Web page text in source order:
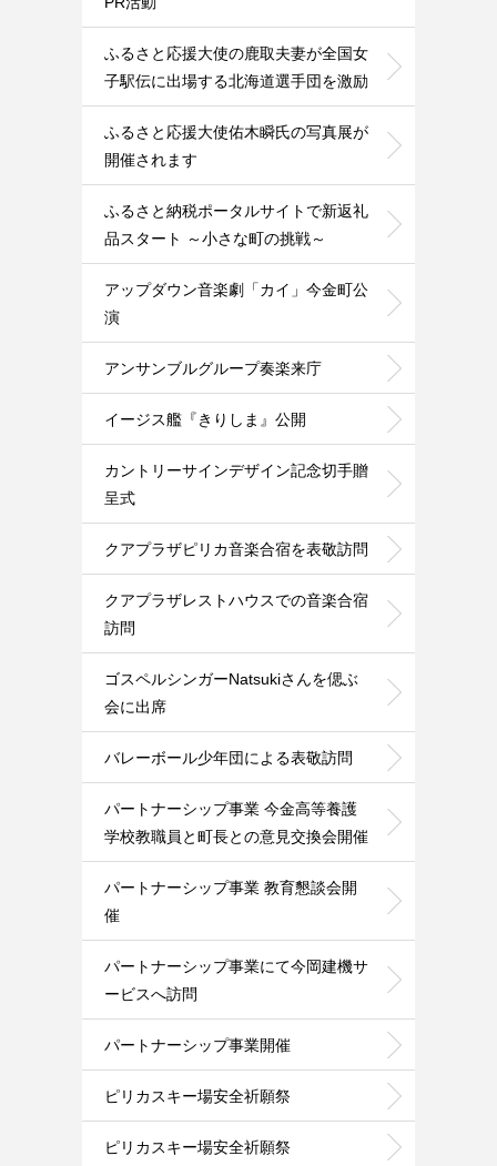
ふるさと応援大使の鹿取夫妻が全国女
子駅伝に出場する北海道選手団を激励
ふるさと応援大使佑木瞬氏の写真展が
開催されます
ふるさと納税ポータルサイトで新返礼
品スタート ～小さな町の挑戦～
アップダウン音楽劇「カイ」今金町公
演
アンサンブルグループ奏楽来庁
イージス艦『きりしま』公開
カントリーサインデザイン記念切手贈
呈式
クアプラザピリカ音楽合宿を表敬訪問
クアプラザレストハウスでの音楽合宿
訪問
ゴスペルシンガーNatsukiさんを偲ぶ
会に出席
バレーボール少年団による表敬訪問
パートナーシップ事業 今金高等養護
学校教職員と町長との意見交換会開催
パートナーシップ事業 教育懇談会開
催
パートナーシップ事業にて今岡建機サ
ービスへ訪問
パートナーシップ事業開催
ピリカスキー場安全祈願祭
ピリカスキー場安全祈願祭